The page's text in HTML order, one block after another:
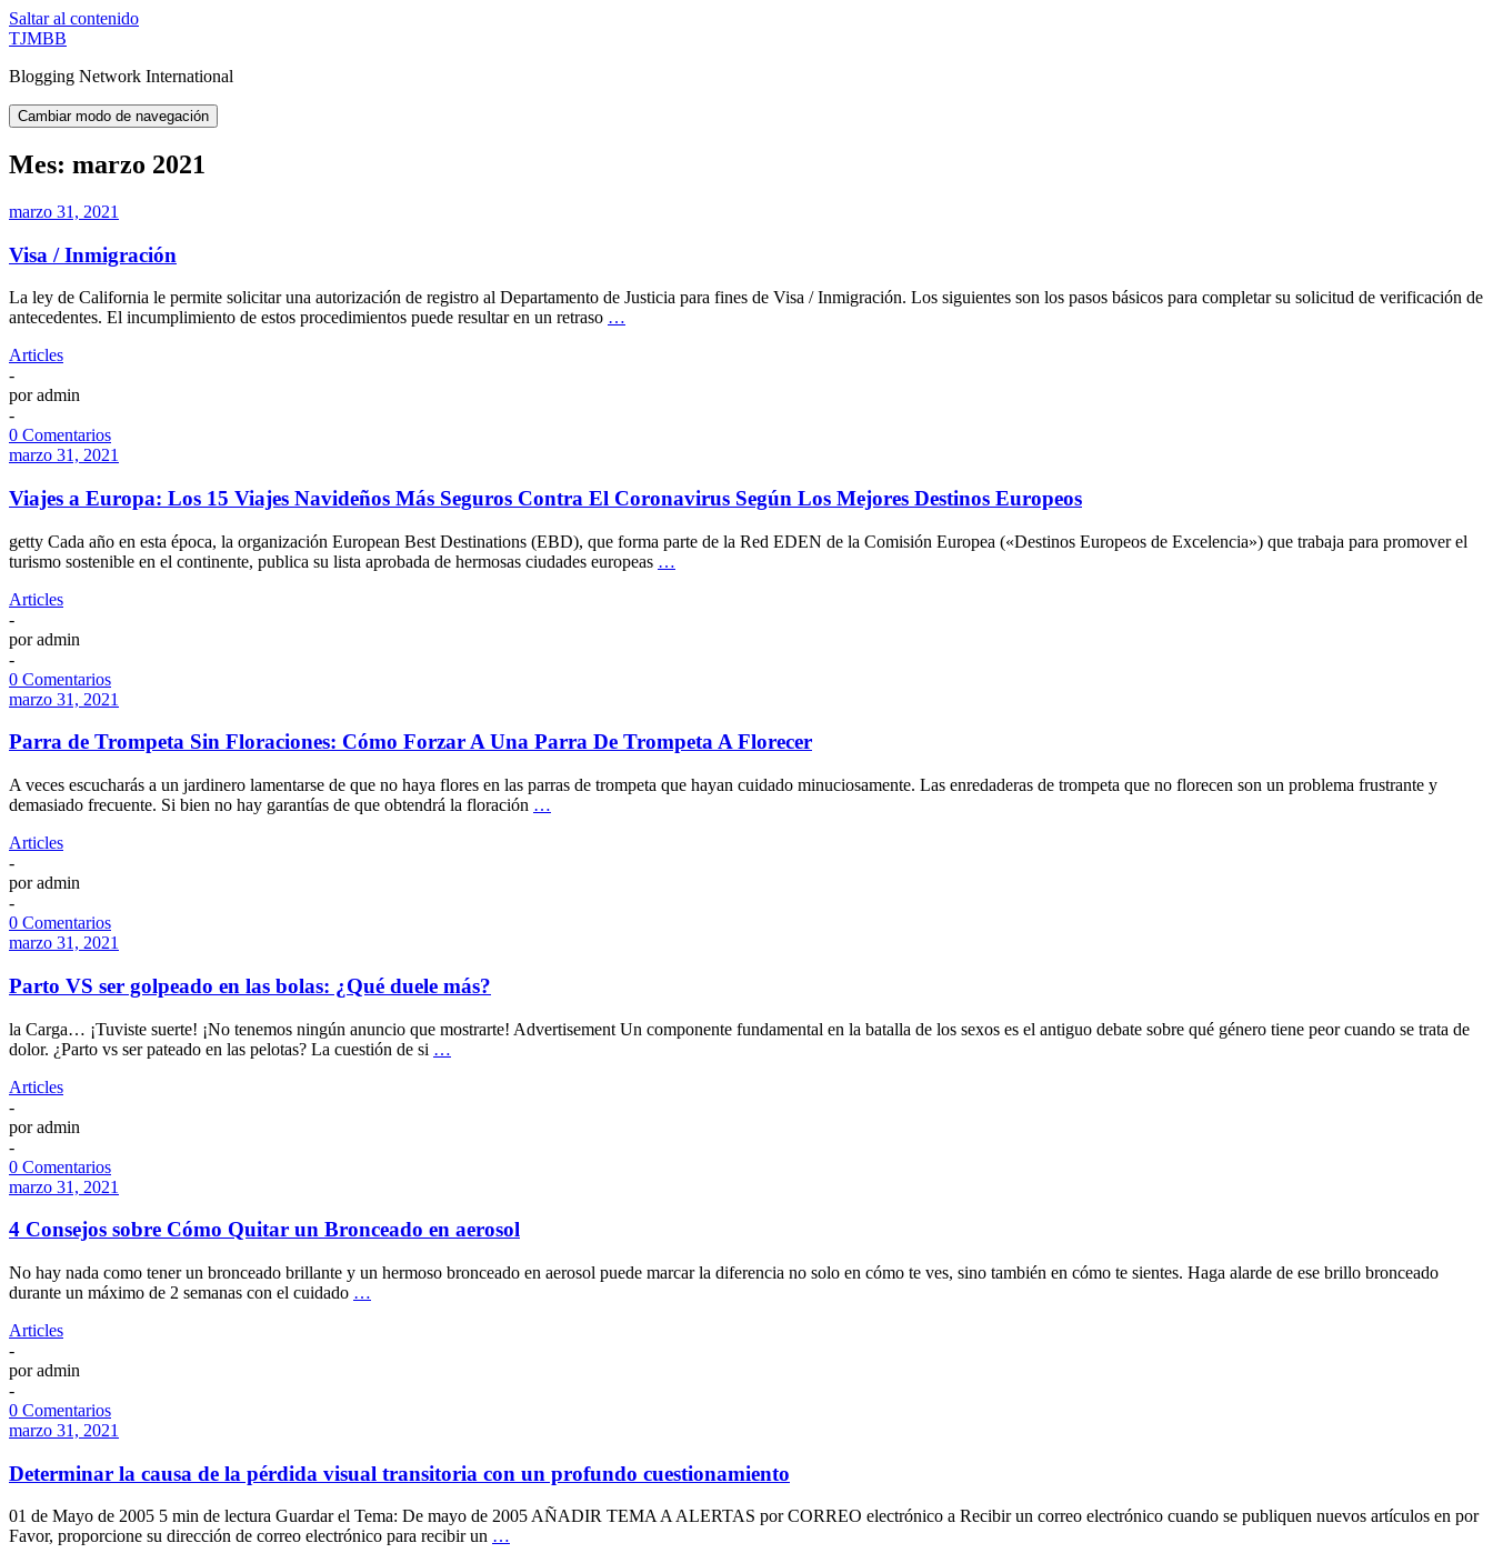
Saltar al contenido
TJMBB
Blogging Network International
Cambiar modo de navegación
Mes: marzo 2021
marzo 31, 2021
Visa / Inmigración
La ley de California le permite solicitar una autorización de registro al Departamento de Justicia para fines de Visa / Inmigración. Los siguientes son los pasos básicos para completar su solicitud de verificación de
antecedentes. El incumplimiento de estos procedimientos puede resultar en un retraso …
Articles
-
poradmin
-
0 Comentarios
marzo 31, 2021
Viajes a Europa: Los 15 Viajes Navideños Más Seguros Contra El Coronavirus Según Los Mejores Destinos Europeos
getty Cada año en esta época, la organización European Best Destinations (EBD), que forma parte de la Red EDEN de la Comisión Europea («Destinos Europeos de Excelencia») que trabaja para promover el
turismo sostenible en el continente, publica su lista aprobada de hermosas ciudades europeas …
Articles
-
poradmin
-
0 Comentarios
marzo 31, 2021
Parra de Trompeta Sin Floraciones: Cómo Forzar A Una Parra De Trompeta A Florecer
A veces escucharás a un jardinero lamentarse de que no haya flores en las parras de trompeta que hayan cuidado minuciosamente. Las enredaderas de trompeta que no florecen son un problema frustrante y
demasiado frecuente. Si bien no hay garantías de que obtendrá la floración …
Articles
-
poradmin
-
0 Comentarios
marzo 31, 2021
Parto VS ser golpeado en las bolas: ¿Qué duele más?
la Carga… ¡Tuviste suerte! ¡No tenemos ningún anuncio que mostrarte! Advertisement Un componente fundamental en la batalla de los sexos es el antiguo debate sobre qué género tiene peor cuando se trata de
dolor. ¿Parto vs ser pateado en las pelotas? La cuestión de si …
Articles
-
poradmin
-
0 Comentarios
marzo 31, 2021
4 Consejos sobre Cómo Quitar un Bronceado en aerosol
No hay nada como tener un bronceado brillante y un hermoso bronceado en aerosol puede marcar la diferencia no solo en cómo te ves, sino también en cómo te sientes. Haga alarde de ese brillo bronceado
durante un máximo de 2 semanas con el cuidado …
Articles
-
poradmin
-
0 Comentarios
marzo 31, 2021
Determinar la causa de la pérdida visual transitoria con un profundo cuestionamiento
01 de Mayo de 2005 5 min de lectura Guardar el Tema: De mayo de 2005 AÑADIR TEMA A ALERTAS por CORREO electrónico a Recibir un correo electrónico cuando se publiquen nuevos artículos en por
Favor, proporcione su dirección de correo electrónico para recibir un …